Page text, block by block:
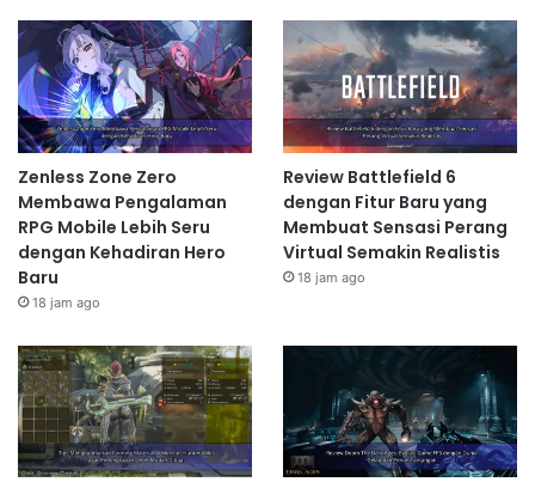
Zenless Zone Zero
Membawa Pengalaman
RPG Mobile Lebih Seru
dengan Kehadiran Hero
Baru
18 jam ago
Review Battlefield 6
dengan Fitur Baru yang
Membuat Sensasi Perang
Virtual Semakin Realistis
18 jam ago